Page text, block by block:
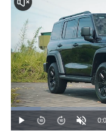
Mainkan
Suara
Hidup
Dimuat:
11.89%